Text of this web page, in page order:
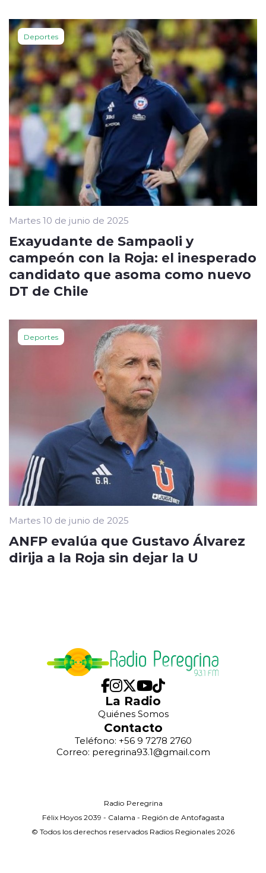
Deportes
Martes 10 de junio de 2025
Exayudante de Sampaoli y
campeón con la Roja: el inesperado
candidato que asoma como nuevo
DT de Chile
Deportes
Martes 10 de junio de 2025
ANFP evalúa que Gustavo Álvarez
dirija a la Roja sin dejar la U
La Radio
Quiénes Somos
Contacto
Teléfono: +56 9 7278 2760
Correo: peregrina93.1@gmail.com
Radio Peregrina
Félix Hoyos 2039 - Calama - Región de Antofagasta
© Todos los derechos reservados Radios Regionales 2026